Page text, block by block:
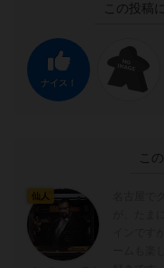
この投稿に
ナイス！
こ
仙人